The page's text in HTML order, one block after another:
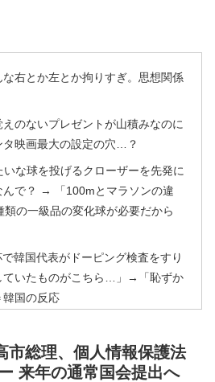
右とか左とか拘りすぎ。思想関係
のないプレゼントが山積みなのに
タ映画最大の設定の穴…？
いな球を投げるクローザーを先発に
んで？ → 「100mとマラソンの違
類の一級品の変化球が必要だから
韓国代表がドーピング検査をすり
ていたものがこちら…」→「恥ずか
韓国の反応
の航続距離や超高速充電を
市総理、個人情報保護法
来年の通常国会提出へ